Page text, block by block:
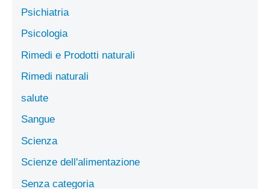
Psichiatria
Psicologia
Rimedi e Prodotti naturali
Rimedi naturali
salute
Sangue
Scienza
Scienze dell'alimentazione
Senza categoria